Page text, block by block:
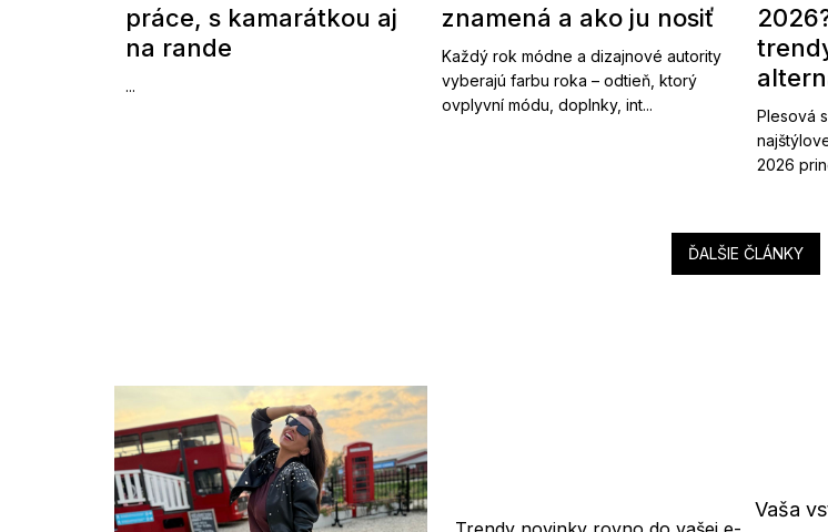
práce, s kamarátkou aj
na rande
...
znamená a ako ju nosiť
Každý rok módne a dizajnové autority
vyberajú farbu roka – odtieň, ktorý
ovplyvní módu, doplnky, int...
Plesová
2026
ĎALŠIE ČLÁNKY
Vaša